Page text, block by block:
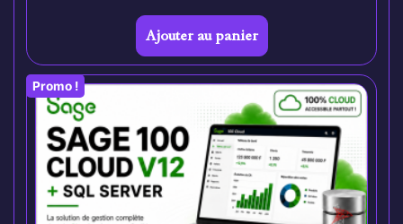
Ajouter au panier
Promo !